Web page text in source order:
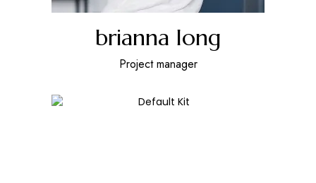
brianna long
Project manager